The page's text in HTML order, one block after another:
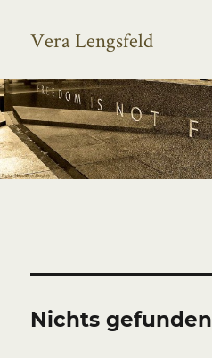
Vera Lengsfeld
Nichts gefunden